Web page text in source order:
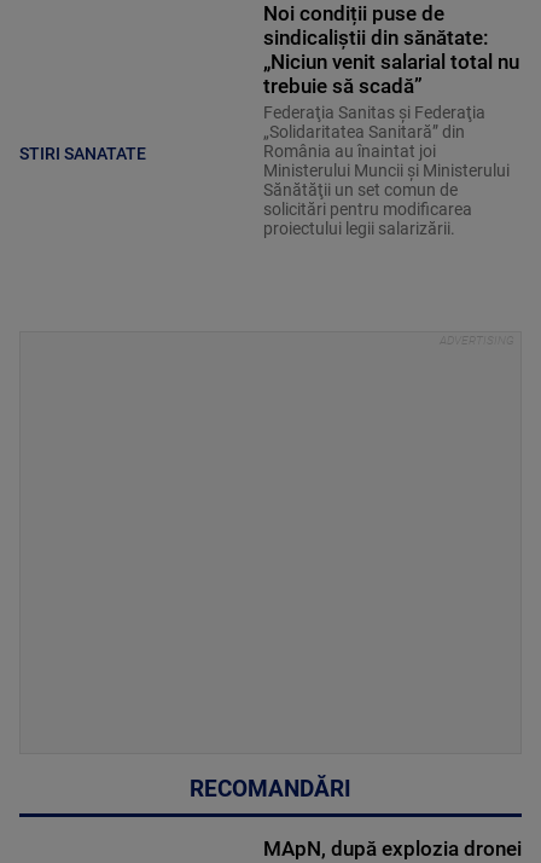
STIRI SANATATE
Noi condiții puse de
sindicaliștii din sănătate:
„Niciun venit salarial total nu
trebuie să scadă”
Federaţia Sanitas şi Federaţia
„Solidaritatea Sanitară” din
România au înaintat joi
Ministerului Muncii şi Ministerului
Sănătăţii un set comun de
solicitări pentru modificarea
proiectului legii salarizării.
RECOMANDĂRI
MApN, după explozia dronei